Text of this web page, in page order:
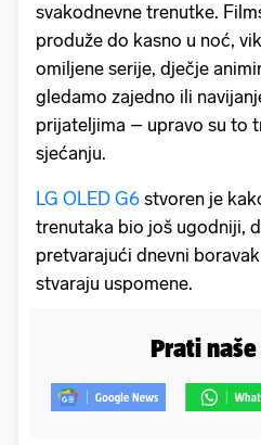
svakodnevne trenutke.
produže do kasno u noć,
omiljene serije, dječje
gledamo zajedno ili
prijateljima – upravo su to
sjećanju.
LG OLED G6 stvoren je
trenutaka bio još ugodniji,
pretvarajući dnevni
stvaraju uspomene.
Prati